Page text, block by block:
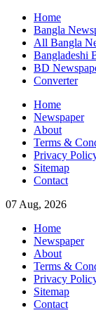
Skip
content
Home
Bangla
All Bangla
Bangladeshi
BD
Converter
Home
Newspaper
About
Terms &
Privacy
Sitemap
Contact
07 Aug, 2026
Home
Newspaper
About
Terms &
Privacy
Sitemap
Contact